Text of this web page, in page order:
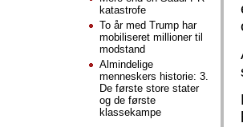
katastrofe
To år med Trump har
mobiliseret millioner til
modstand
Almindelige
menneskers historie: 3.
De første store stater
og de første
klassekampe